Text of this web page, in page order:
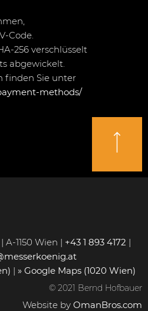
Code.
256 verschlüsselt
abgewickelt.
finden Sie unter
methods/
A-1150 Wien | +43 1 893 4172 |
| » Google Maps (1020 Wien)
© 2021 Bernd Hofbauer
Website by OmanBros.com